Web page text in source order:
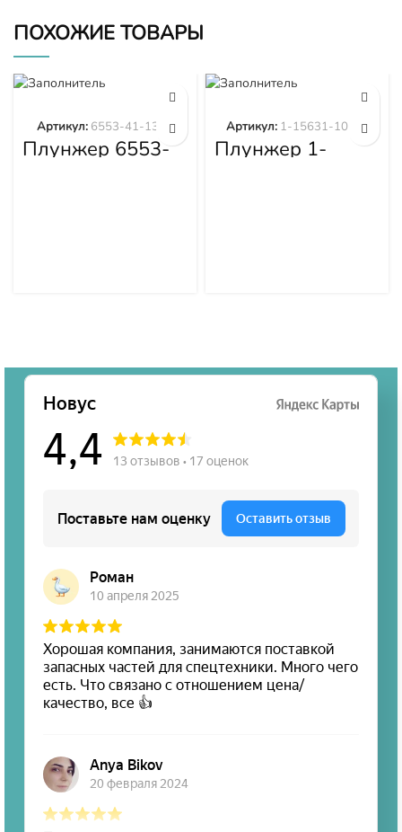
ПОХОЖИЕ ТОВАРЫ
Плунжер 6553-
41-1300
Артикул: 6553-41-1300
Плунжер 1-
15631-101-0
Артикул: 1-15631-101-0